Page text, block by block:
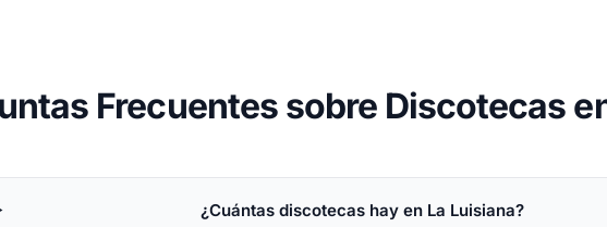
Frecuentes sobre Discotecas
¿Cuántas discotecas hay en La Luisiana?